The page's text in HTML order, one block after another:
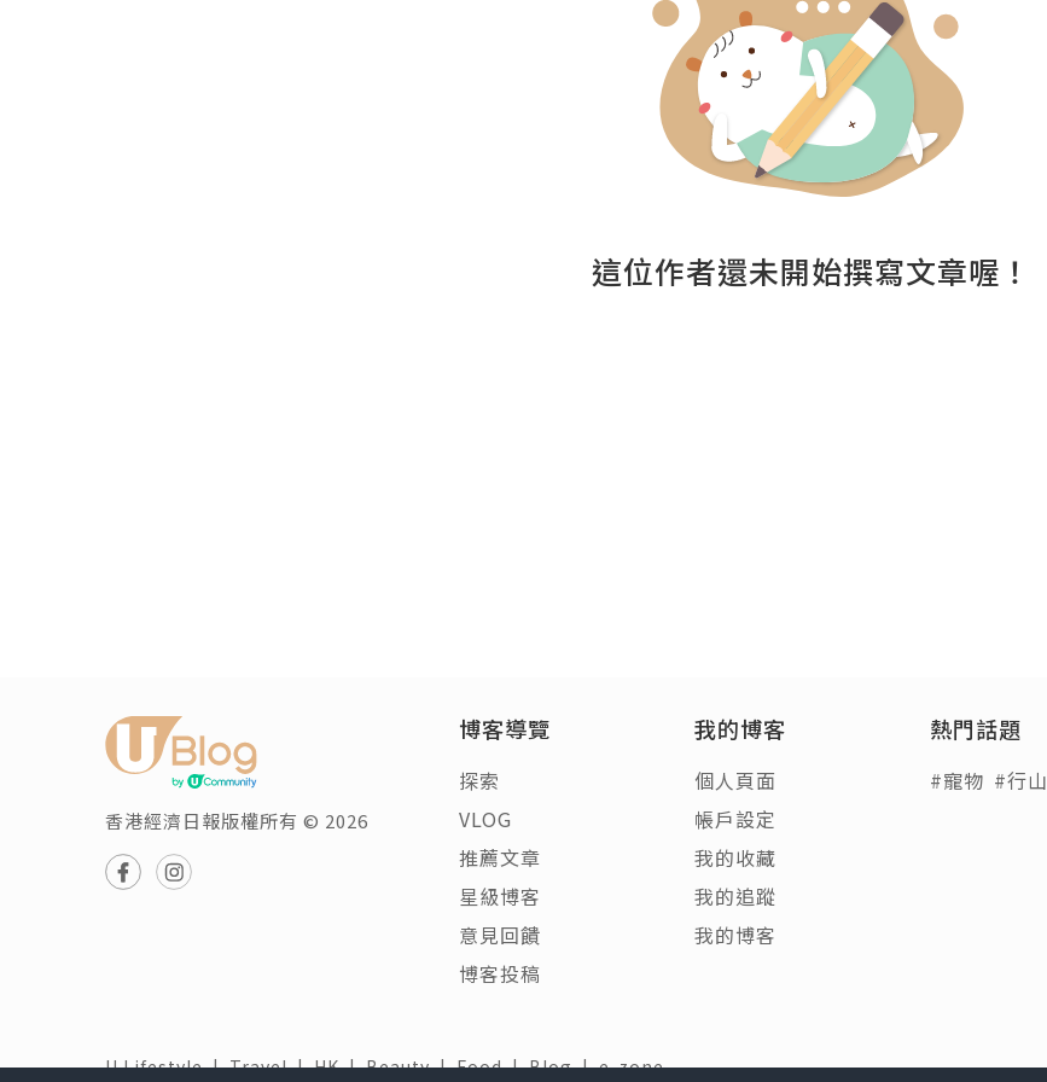
這位作者還未開始撰寫文章喔！
香港經濟日報版權所有 © 2026
博客導覽
探索
VLOG
推薦文章
星級博客
意見回饋
博客投稿
我的博客
個人頁面
帳戶設定
我的收藏
我的追蹤
我的博客
熱門話題
#寵物 #行山
U Lifestyle|Travel|HK|Beauty|Food|Blog|e-zone